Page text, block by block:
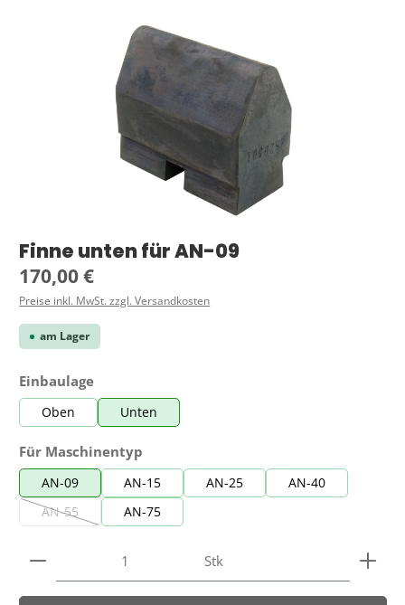
Bildergalerie überspringen
Finne unten für AN-09
Regulärer Preis:
170,00 €
Preise inkl. MwSt. zzgl. Versandkosten
am Lager
Einbaulageauswählen
Oben Unten
Für Maschinentyp
AN-09 AN-15 AN-25
AN-40
AN-55
(Diese Option ist zurzeit nicht verfügbar.)
AN-75
Produkt Anzahl: Gib den gewünschten Wert ein
Stk